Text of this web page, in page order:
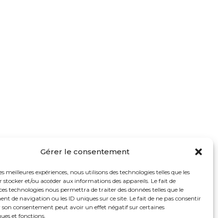
Gérer le consentement
meilleures expériences, nous utilisons des technologies telles que les
stocker et/ou accéder aux informations des appareils. Le fait de
technologies nous permettra de traiter des données telles que le
de navigation ou les ID uniques sur ce site. Le fait de ne pas consentir
son consentement peut avoir un effet négatif sur certaines
et fonctions.